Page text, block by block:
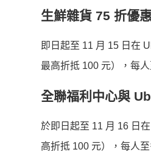
生鮮雜貨 75 折優
即日起至 11 月 15 日在
最高折抵 100 元），每
全聯福利中心與
於即日起至 11 月 16 日
高折抵 100 元），每人